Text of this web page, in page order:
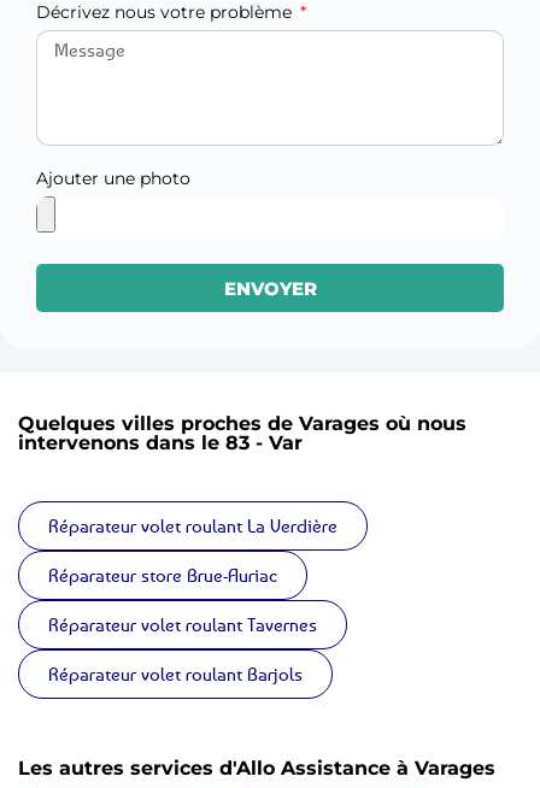
Décrivez nous votre problème
Ajouter une photo
ENVOYER
Quelques villes proches de Varages où nous
intervenons dans le 83 - Var
Réparateur volet roulant La Verdière
Réparateur store Brue-Auriac
Réparateur volet roulant Tavernes
Réparateur volet roulant Barjols
Les autres services d'Allo Assistance à Varages